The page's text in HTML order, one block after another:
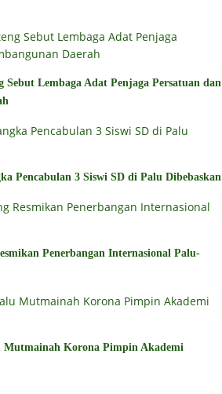
Sebut Lembaga Adat Penjaga Persatuan dan
Pencabulan 3 Siswi SD di Palu Dibebaskan
Penerbangan Internasional Palu-
Mutmainah Korona Pimpin Akademi